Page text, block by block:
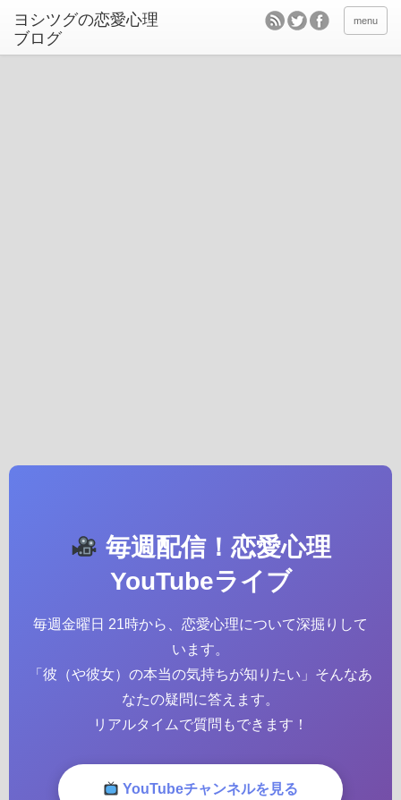
ヨシツグの恋愛心理
ブログ
menu
毎週配信！恋愛心理
YouTubeライブ
毎週金曜日 21時から、恋愛心理について深掘りして
います。
「彼（や彼女）の本当の気持ちが知りたい」そんなあ
なたの疑問に答えます。
リアルタイムで質問もできます！
YouTubeチャンネルを見る